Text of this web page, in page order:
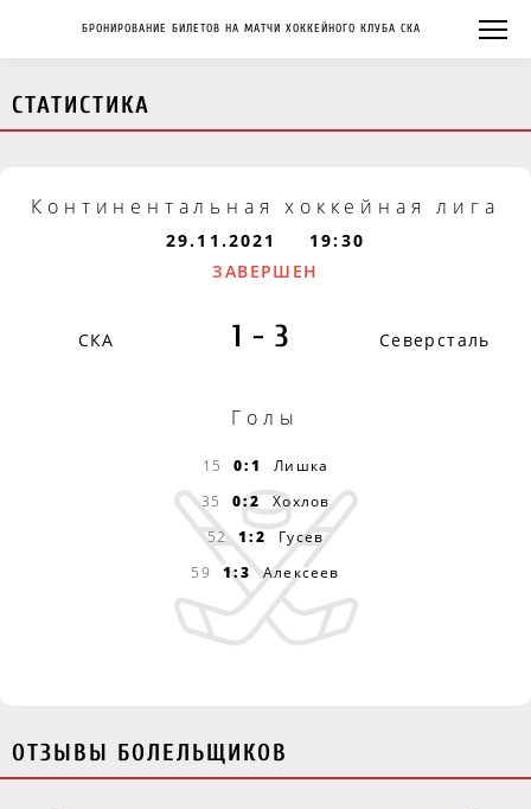
БРОНИРОВАНИЕ БИЛЕТОВ НА МАТЧИ ХОККЕЙНОГО КЛУБА СКА
СТАТИСТИКА
Континентальная хоккейная лига
29.11.2021
19:30
ЗАВЕРШЕН
СКА 1-3 Северсталь
Голы
15 0:1
Лишка
35
0:2 Хохлов
52 1:2
Гусев
59
1:3 Алексеев
ОТЗЫВЫ БОЛЕЛЬЩИКОВ